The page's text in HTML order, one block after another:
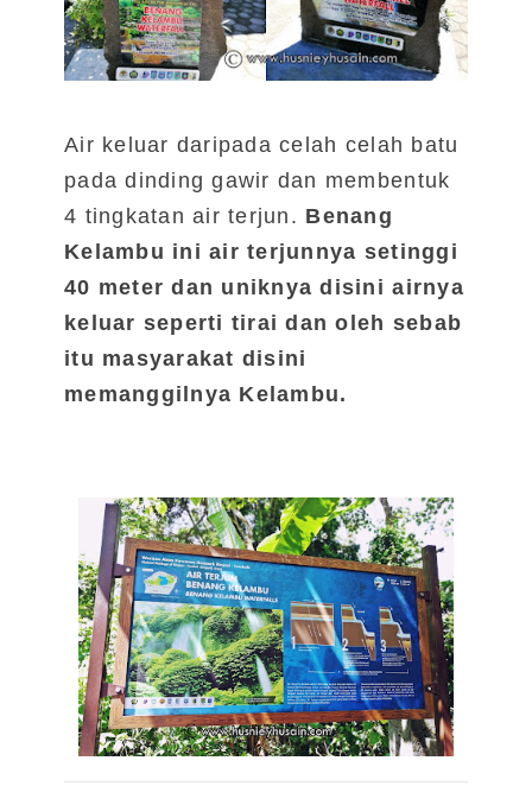
Air keluar daripada celah celah batu
pada dinding gawir dan membentuk
4 tingkatan air terjun. Benang
Kelambu ini air terjunnya setinggi
40 meter dan uniknya disini airnya
keluar seperti tirai dan oleh sebab
itu masyarakat disini
memanggilnya Kelambu.